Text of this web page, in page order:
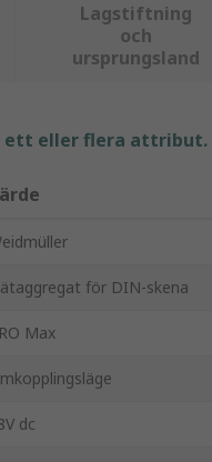
Lagstiftning
och
ursprungsland
ett eller flera attribut.
för DIN-skena
Max
dc